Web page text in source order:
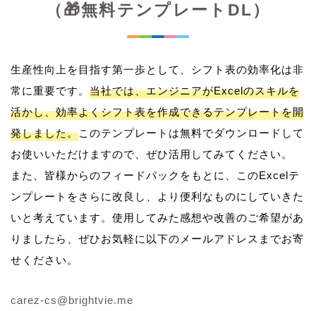
（🎁無料テンプレートDL）
生産性向上を目指す第一歩として、シフト表の効率化は非
常に重要です。 当社では、エンジニアがExcelのスキルを
活かし、効率よくシフト表を作成できるテンプレートを開
発しました。このテンプレートは無料でダウンロードして
お使いいただけますので、ぜひ活用してみてください。
また、皆様からのフィードバックをもとに、このExcelテ
ンプレートをさらに改良し、より便利なものにしていきた
いと考えています。使用してみた感想や改善のご希望があ
りましたら、ぜひお気軽に以下のメールアドレスまでお寄
せください。
carez-cs@brightvie.me